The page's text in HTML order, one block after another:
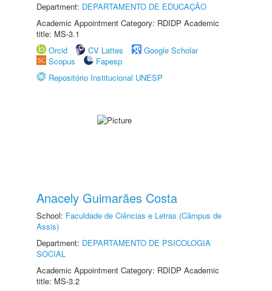
Department: DEPARTAMENTO DE EDUCAÇÃO
Academic Appointment Category: RDIDP Academic
title: MS-3.1
Orcid
CV Lattes
Google Scholar
Scopus
Fapesp
Repositório Institucional UNESP
Anacely Guimarães Costa
School: Faculdade de Ciências e Letras (Câmpus de
Assis)
Department: DEPARTAMENTO DE PSICOLOGIA
SOCIAL
Academic Appointment Category: RDIDP Academic
title: MS-3.2